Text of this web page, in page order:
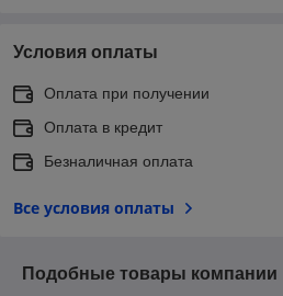
Условия оплаты
Оплата при получении
Оплата в кредит
Безналичная оплата
Все условия оплаты
Подобные товары компании